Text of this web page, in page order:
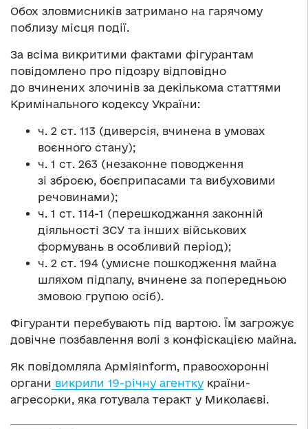
Обох зловмисників затримано на гарячому
поблизу місця події.
За всіма викритими фактами фігурантам
повідомлено про підозру відповідно
до вчинених злочинів за декількома статтями
Кримінального кодексу України:
ч. 2 ст. 113 (диверсія, вчинена в умовах
воєнного стану);
ч. 1 ст. 263 (незаконне поводження
зі зброєю, боєприпасами та вибуховими
речовинами);
ч. 1 ст. 114-1 (перешкоджання законній
діяльності ЗСУ та інших військових
формувань в особливий період);
ч. 2 ст. 194 (умисне пошкодження майна
шляхом підпалу, вчинене за попередньою
змовою групою осіб).
Фігуранти перебувають під вартою. Їм загрожує
довічне позбавлення волі з конфіскацією майна.
Як повідомляла АрміяInform, правоохоронні
органи викрили 19-річну агентку країни-
агресорки, яка готувала теракт у Миколаєві.